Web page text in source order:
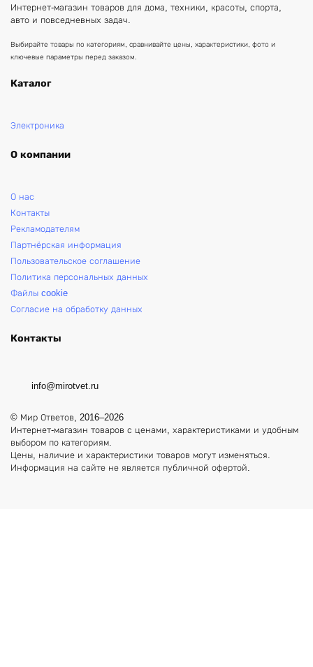
Интернет-магазин товаров для дома, техники, красоты, спорта,
авто и повседневных задач.
Выбирайте товары по категориям, сравнивайте цены, характеристики, фото и
ключевые параметры перед заказом.
Каталог
Электроника
О компании
О нас
Контакты
Рекламодателям
Партнёрская информация
Пользовательское соглашение
Политика персональных данных
Файлы cookie
Согласие на обработку данных
Контакты
info@mirotvet.ru
© Мир Ответов, 2016–2026
Интернет-магазин товаров с ценами, характеристиками и удобным
выбором по категориям.
Цены, наличие и характеристики товаров могут изменяться.
Информация на сайте не является публичной офертой.